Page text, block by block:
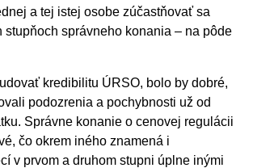
a tej istej osobe zúčastňovať sa
stupňoch správneho konania – na pôde
kredibilitu ÚRSO, bolo by dobré,
podozrenia a pochybnosti už od
Správne konanie o cenovej regulácii
čo okrem iného znamená i
v prvom a druhom stupni úplne inými